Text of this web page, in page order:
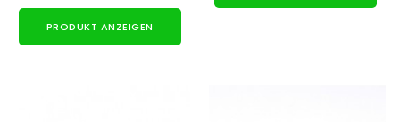
PRODUKT ANZEIGEN